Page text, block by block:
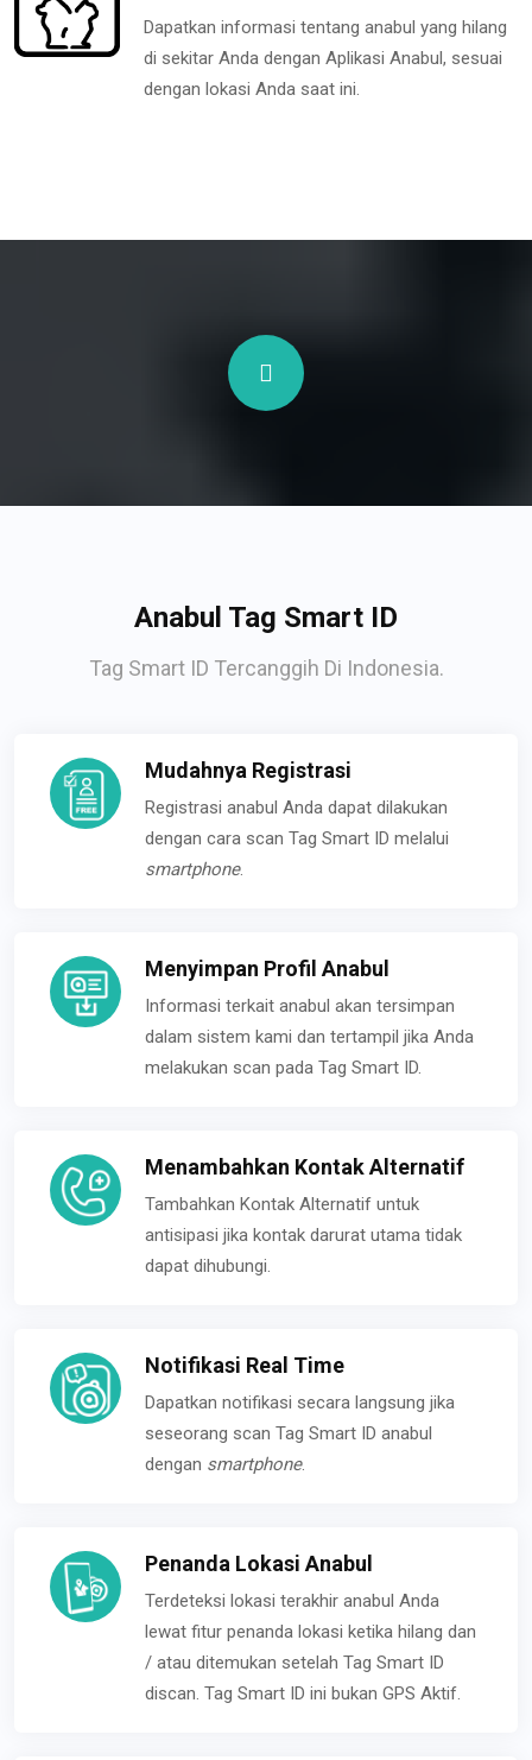
Dapatkan informasi tentang anabul yang hilang
di sekitar Anda dengan Aplikasi Anabul, sesuai
dengan lokasi Anda saat ini.
Anabul Tag Smart ID
Tag Smart ID Tercanggih Di Indonesia.
Mudahnya Registrasi
Registrasi anabul Anda dapat dilakukan
dengan cara scan Tag Smart ID melalui
smartphone.
Menyimpan Profil Anabul
Informasi terkait anabul akan tersimpan
dalam sistem kami dan tertampil jika Anda
melakukan scan pada Tag Smart ID.
Menambahkan Kontak Alternatif
Tambahkan Kontak Alternatif untuk
antisipasi jika kontak darurat utama tidak
dapat dihubungi.
Notifikasi Real Time
Dapatkan notifikasi secara langsung jika
seseorang scan Tag Smart ID anabul
dengan smartphone.
Penanda Lokasi Anabul
Terdeteksi lokasi terakhir anabul Anda
lewat fitur penanda lokasi ketika hilang dan
/ atau ditemukan setelah Tag Smart ID
discan. Tag Smart ID ini bukan GPS Aktif.